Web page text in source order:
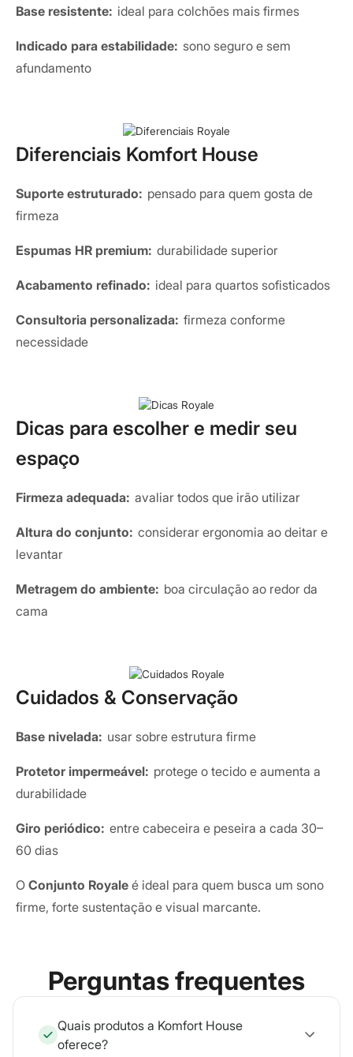
Base resistente: ideal para colchões mais firmes
Indicado para estabilidade: sono seguro e sem
afundamento
Diferenciais Komfort House
Suporte estruturado: pensado para quem gosta de
firmeza
Espumas HR premium: durabilidade superior
Acabamento refinado: ideal para quartos sofisticados
Consultoria personalizada: firmeza conforme
necessidade
Dicas para escolher e medir seu
espaço
Firmeza adequada: avaliar todos que irão utilizar
Altura do conjunto: considerar ergonomia ao deitar e
levantar
Metragem do ambiente: boa circulação ao redor da
cama
Cuidados & Conservação
Base nivelada: usar sobre estrutura firme
Protetor impermeável: protege o tecido e aumenta a
durabilidade
Giro periódico: entre cabeceira e peseira a cada 30–
60 dias
O Conjunto Royale é ideal para quem busca um sono
firme, forte sustentação e visual marcante.
Perguntas frequentes
Quais produtos a Komfort House
oferece?